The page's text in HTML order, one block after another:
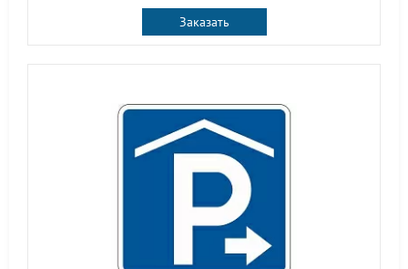
Заказать